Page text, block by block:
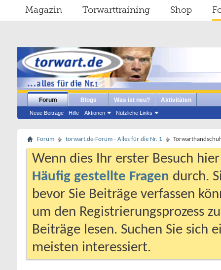
Magazin Torwarttraining Shop
Forum
Neue Beiträge Hilfe Aktionen Nützliche Links
Blogs Was ist neu? Aktivitäten
Forum torwart.de-Forum - Alles für die Nr. 1
Wenn dies Ihr erster Besuch
Häufig gestellte Fragen durch.
bevor Sie Beiträge verfassen
um den Registrierungsprozess
Beiträge lesen. Suchen Sie sich
meisten interessiert.